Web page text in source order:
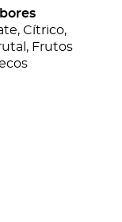
Cítrico,
Frutos